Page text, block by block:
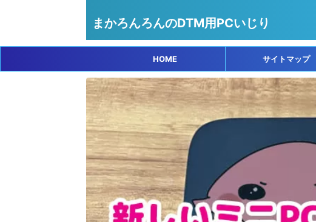
まかろんろんのDTM用PCいじり
HOME サイトマップ